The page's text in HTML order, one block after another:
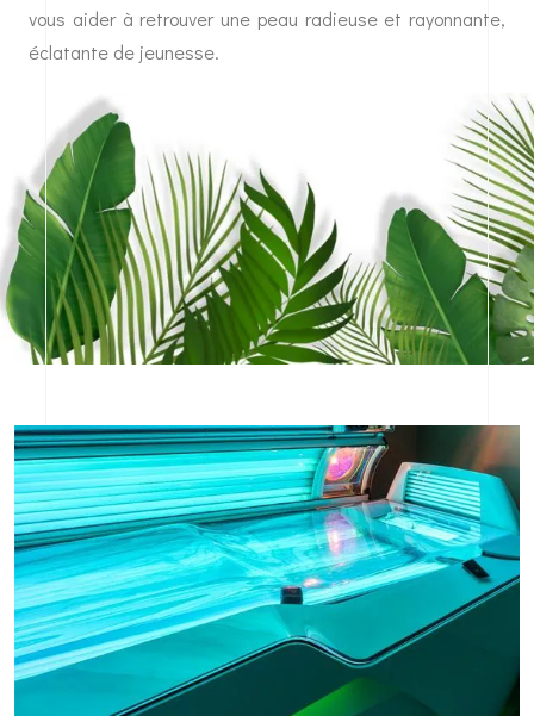
vous aider à retrouver une peau radieuse et rayonnante,
éclatante de jeunesse.